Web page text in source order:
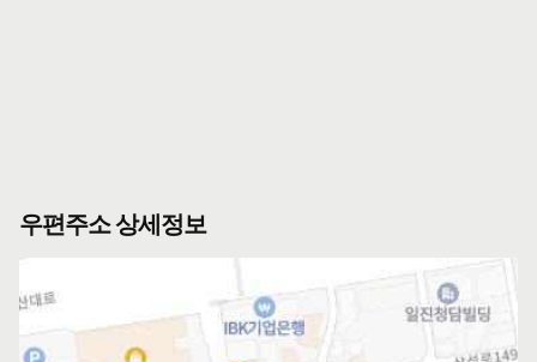
우편주소 상세정보